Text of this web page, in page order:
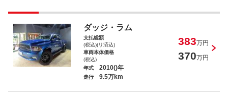
シボレー タホ ＬＴ
ダッジ・ラム
支払総額
(税込)(リ済込)
383万円
車両本体価格
(税込)
370万円
年式 2010()年
走行 9.5万km